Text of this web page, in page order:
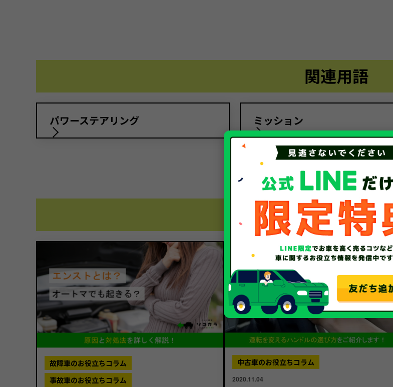
関連用語
パワーステアリング ミッション
関連するコラム
故障車のお役立ちコラム
事故車のお役立ちコラム
中古車のお役立ちコラム
2020.11.04